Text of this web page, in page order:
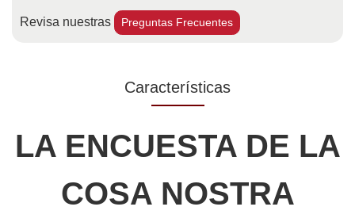
Revisa nuestras Preguntas Frecuentes
Características
LA ENCUESTA DE LA
COSA NOSTRA